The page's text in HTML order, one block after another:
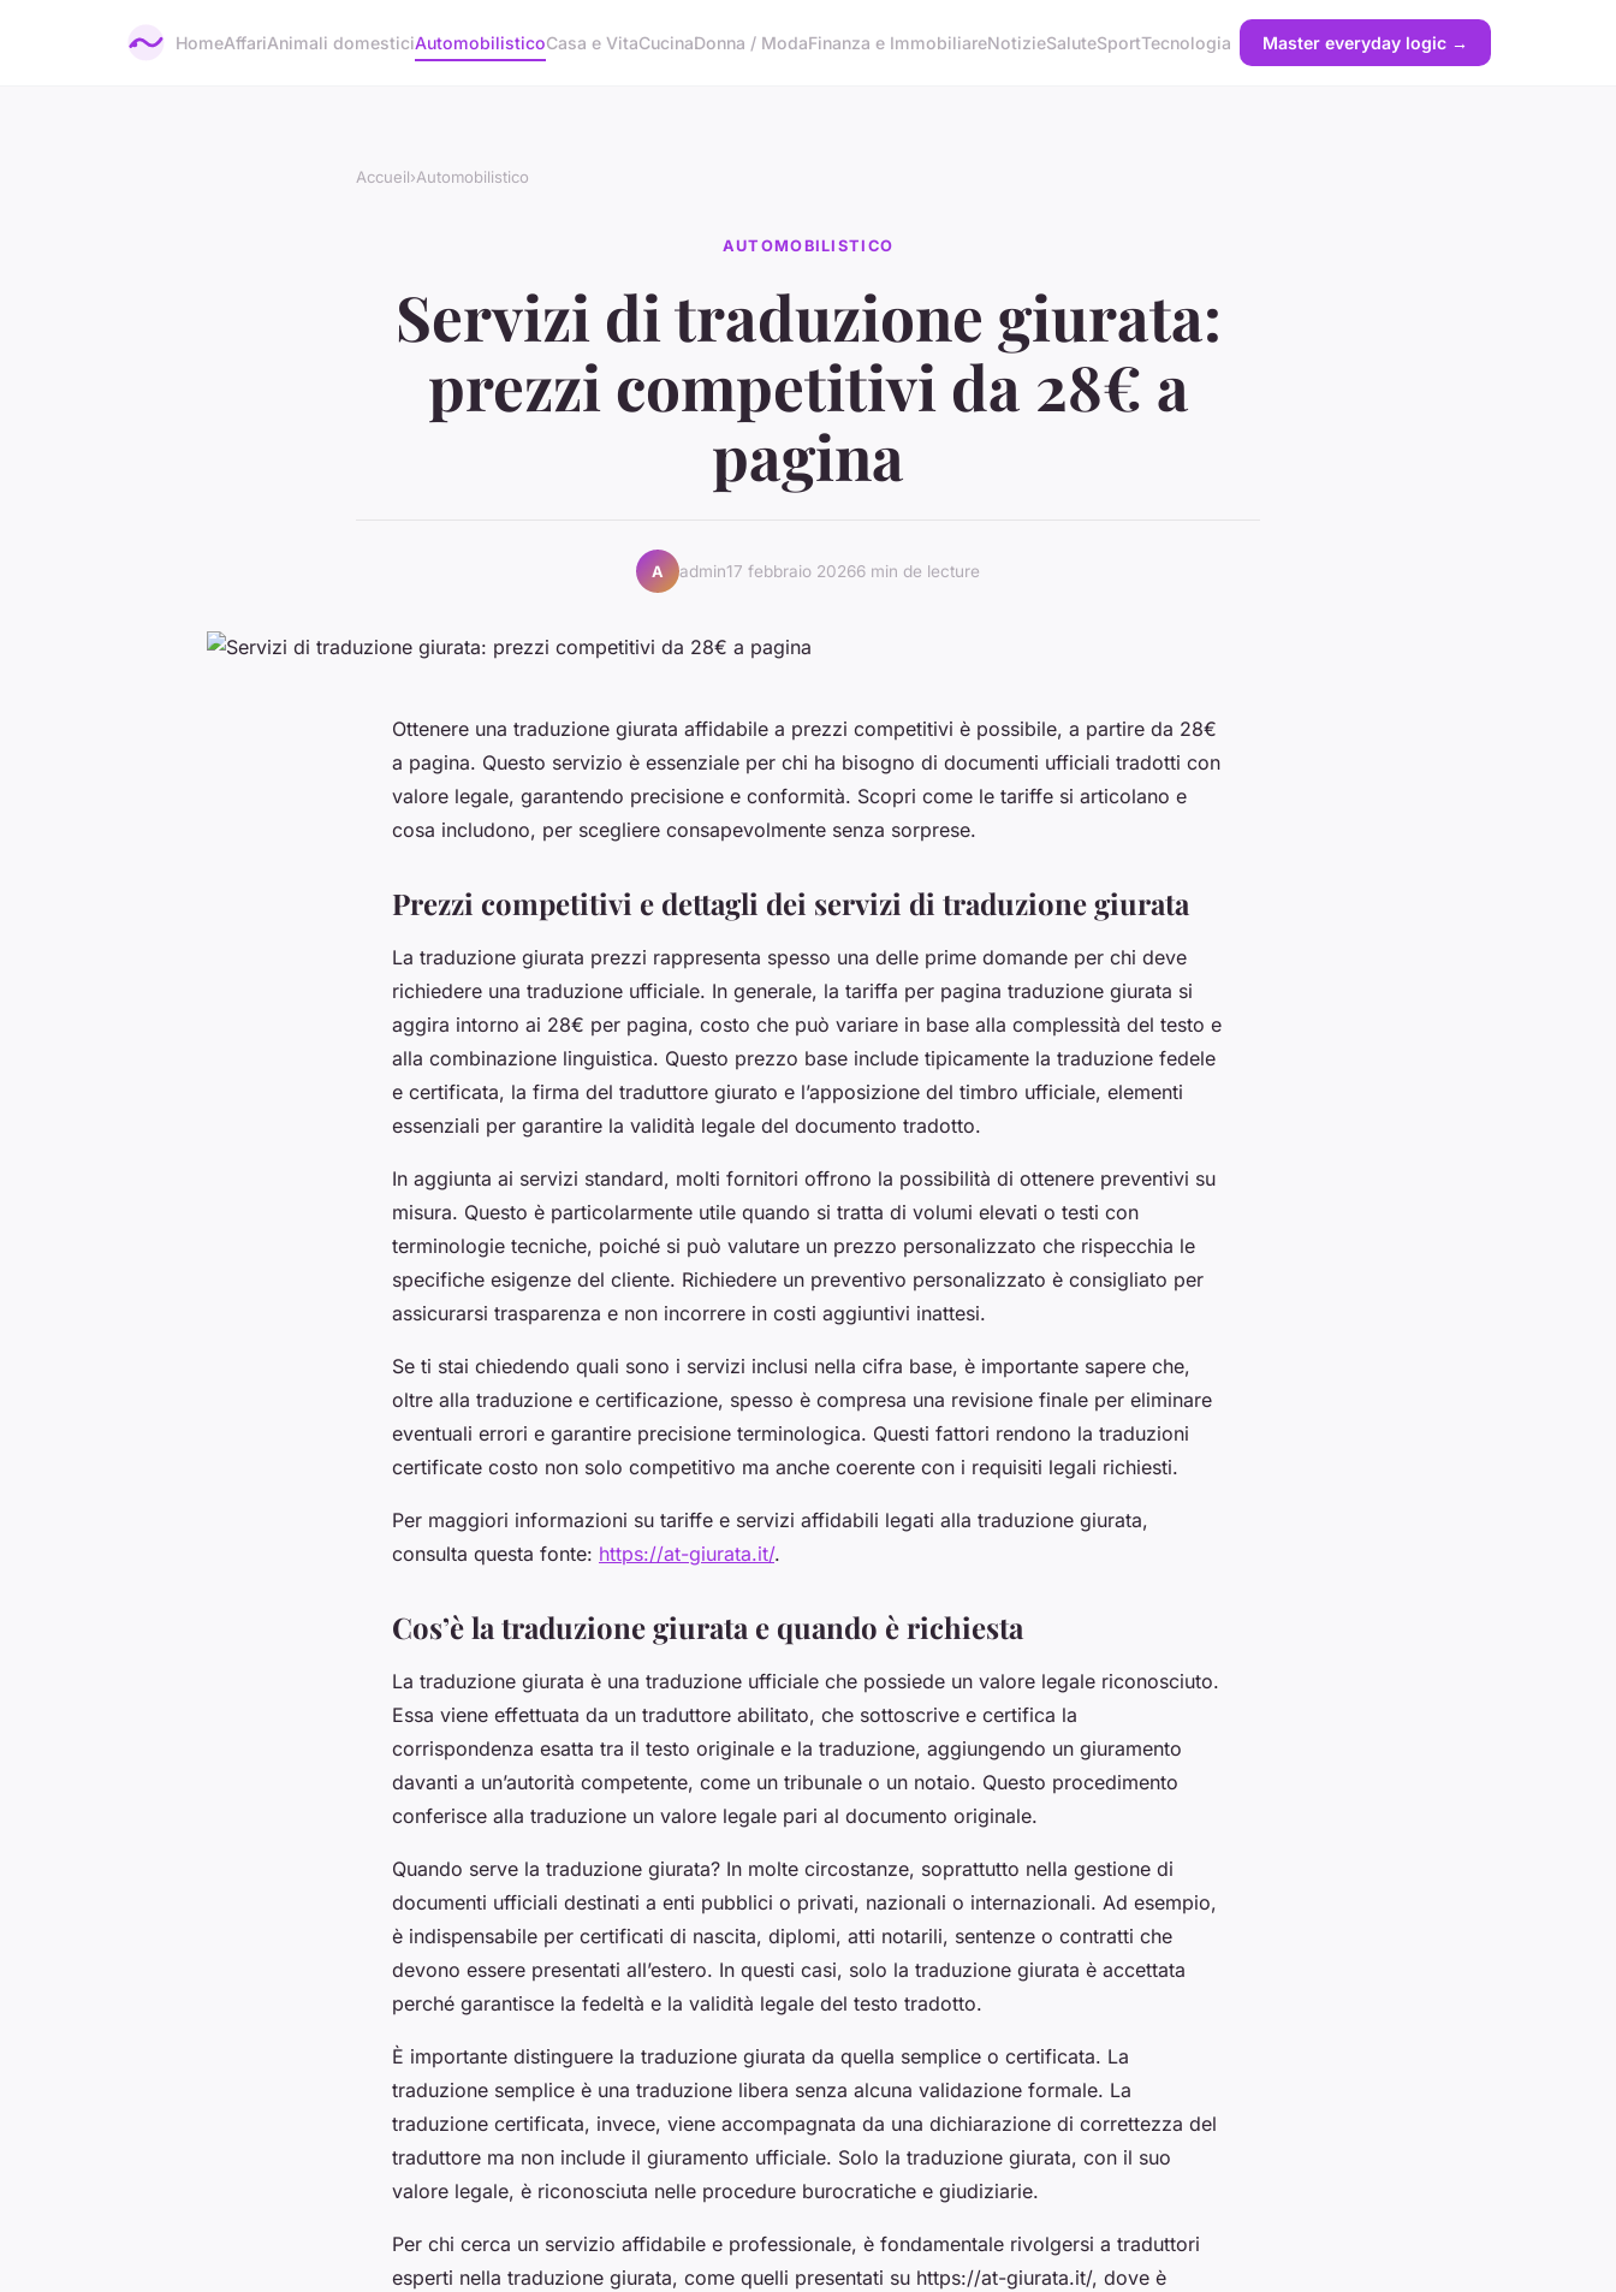
HomeAffariAnimali domesticiAutomobilisticoCasa e VitaCucinaDonna / ModaFinanza e ImmobiliareNotizieSaluteSportTecnologia Master everyday logic →
Accueil›Automobilistico
AUTOMOBILISTICO
Servizi di traduzione giurata:
prezzi competitivi da 28€ a
pagina
A admin17 febbraio 20266 min de lecture
Ottenere una traduzione giurata affidabile a prezzi competitivi è possibile, a partire da 28€
a pagina. Questo servizio è essenziale per chi ha bisogno di documenti ufficiali tradotti con
valore legale, garantendo precisione e conformità. Scopri come le tariffe si articolano e
cosa includono, per scegliere consapevolmente senza sorprese.
Prezzi competitivi e dettagli dei servizi di traduzione giurata
La traduzione giurata prezzi rappresenta spesso una delle prime domande per chi deve
richiedere una traduzione ufficiale. In generale, la tariffa per pagina traduzione giurata si
aggira intorno ai 28€ per pagina, costo che può variare in base alla complessità del testo e
alla combinazione linguistica. Questo prezzo base include tipicamente la traduzione fedele
e certificata, la firma del traduttore giurato e l’apposizione del timbro ufficiale, elementi
essenziali per garantire la validità legale del documento tradotto.
In aggiunta ai servizi standard, molti fornitori offrono la possibilità di ottenere preventivi su
misura. Questo è particolarmente utile quando si tratta di volumi elevati o testi con
terminologie tecniche, poiché si può valutare un prezzo personalizzato che rispecchia le
specifiche esigenze del cliente. Richiedere un preventivo personalizzato è consigliato per
assicurarsi trasparenza e non incorrere in costi aggiuntivi inattesi.
Se ti stai chiedendo quali sono i servizi inclusi nella cifra base, è importante sapere che,
oltre alla traduzione e certificazione, spesso è compresa una revisione finale per eliminare
eventuali errori e garantire precisione terminologica. Questi fattori rendono la traduzioni
certificate costo non solo competitivo ma anche coerente con i requisiti legali richiesti.
Per maggiori informazioni su tariffe e servizi affidabili legati alla traduzione giurata,
consulta questa fonte: https://at-giurata.it/.
Cos’è la traduzione giurata e quando è richiesta
La traduzione giurata è una traduzione ufficiale che possiede un valore legale riconosciuto.
Essa viene effettuata da un traduttore abilitato, che sottoscrive e certifica la
corrispondenza esatta tra il testo originale e la traduzione, aggiungendo un giuramento
davanti a un’autorità competente, come un tribunale o un notaio. Questo procedimento
conferisce alla traduzione un valore legale pari al documento originale.
Quando serve la traduzione giurata? In molte circostanze, soprattutto nella gestione di
documenti ufficiali destinati a enti pubblici o privati, nazionali o internazionali. Ad esempio,
è indispensabile per certificati di nascita, diplomi, atti notarili, sentenze o contratti che
devono essere presentati all’estero. In questi casi, solo la traduzione giurata è accettata
perché garantisce la fedeltà e la validità legale del testo tradotto.
È importante distinguere la traduzione giurata da quella semplice o certificata. La
traduzione semplice è una traduzione libera senza alcuna validazione formale. La
traduzione certificata, invece, viene accompagnata da una dichiarazione di correttezza del
traduttore ma non include il giuramento ufficiale. Solo la traduzione giurata, con il suo
valore legale, è riconosciuta nelle procedure burocratiche e giudiziarie.
Per chi cerca un servizio affidabile e professionale, è fondamentale rivolgersi a traduttori
esperti nella traduzione giurata, come quelli presentati su https://at-giurata.it/, dove è